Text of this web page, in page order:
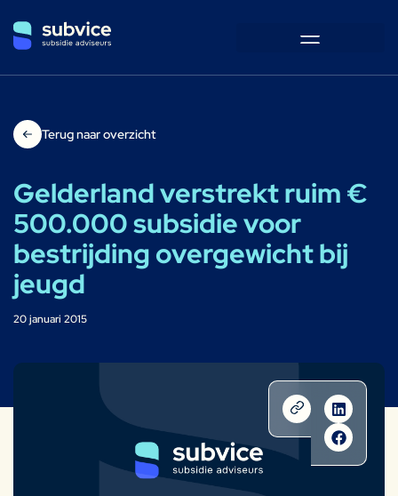
Terug naar overzicht
Gelderland verstrekt ruim €
500.000 subsidie voor
bestrijding overgewicht bij
jeugd
20 januari 2015